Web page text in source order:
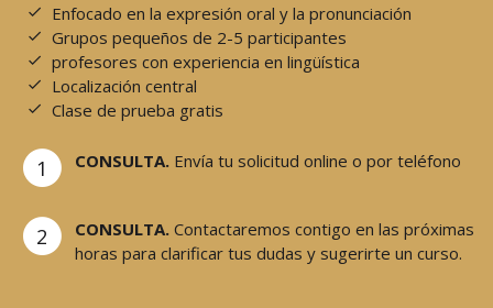
Enfocado en la expresión oral y la pronunciación
Grupos pequeños de 2-5 participantes
profesores con experiencia en lingüística
Localización central
Clase de prueba gratis
1 CONSULTA. Envía tu solicitud online o por teléfono
2 CONSULTA. Contactaremos contigo en las próximas
horas para clarificar tus dudas y sugerirte un curso.